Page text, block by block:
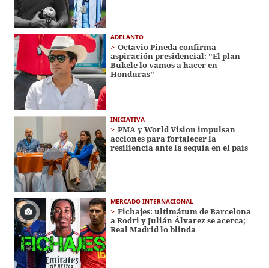
ADELANTO
Octavio Pineda confirma
aspiración presidencial: "El plan
Bukele lo vamos a hacer en
Honduras"
INICIATIVA
PMA y World Vision impulsan
acciones para fortalecer la
resiliencia ante la sequía en el país
MERCADO INTERNACIONAL
Fichajes: ultimátum de Barcelona
a Rodri y Julián Álvarez se acerca;
Real Madrid lo blinda